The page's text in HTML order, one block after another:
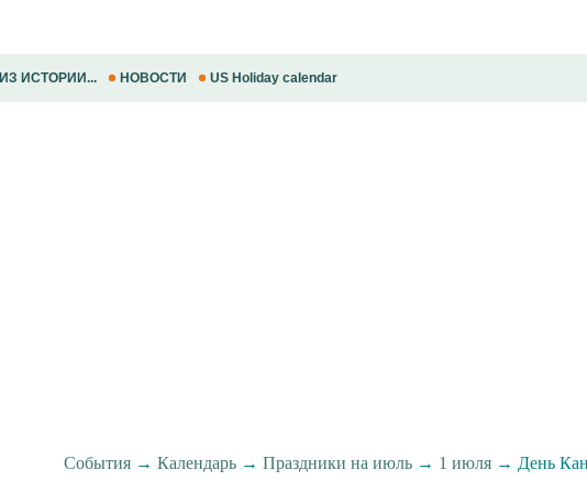
ИЗ ИСТОРИИ... НОВОСТИ US Holiday calendar
События → Календарь → Праздники на июль → 1 июля → День